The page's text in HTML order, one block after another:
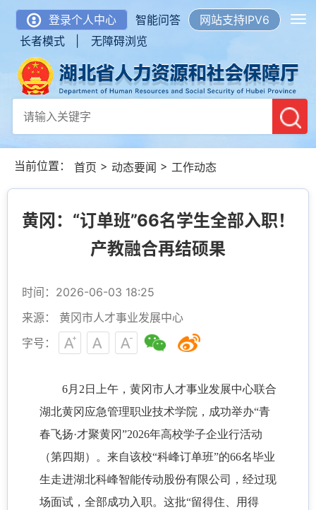
登录个人中心 智能问答
网站支持IPV6
长者模式 |
无障碍浏览
当前位置： 首页 > 动态要闻 > 工作动态
黄冈：“订单班”66名学生全部入职！
产教融合再结硕果
时间：2026-06-03 18:25
来源： 黄冈市人才事业发展中心
字号：
6月2日上午，黄冈市人才事业发展中心联合
湖北黄冈应急管理职业技术学院，成功举办“青
春飞扬·才聚黄冈”2026年高校学子企业行活动
（第四期）。来自该校“科峰订单班”的66名毕业
生走进湖北科峰智能传动股份有限公司，经过现
场面试，全部成功入职。这批“留得住、用得